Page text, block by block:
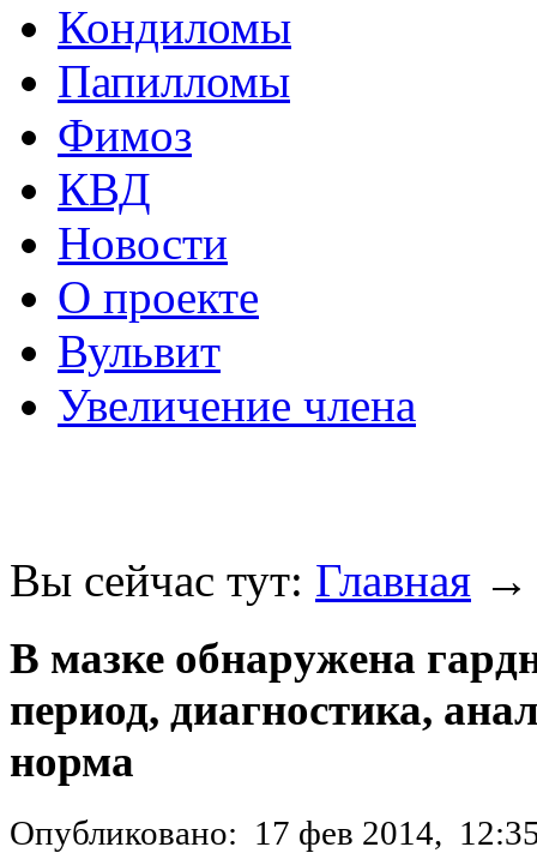
Кондиломы
Папилломы
Фимоз
КВД
Новости
О проекте
Вульвит
Увеличение члена
Вы сейчас тут: Главная
В мазке обнаружена
период, диагностика,
норма
Опубликовано: 17 фев 2014,